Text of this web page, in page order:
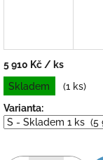
5 910 Kč / ks
Měrná
cena:
Skladem
(1 ks)
Varianta: